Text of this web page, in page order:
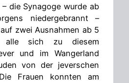
die Synagoge wurde ab
niedergebrannt –
zwei Ausnahmen ab 5
alle sich zu diesem
und im Wangerland
von der jeverschen
Frauen konnten am